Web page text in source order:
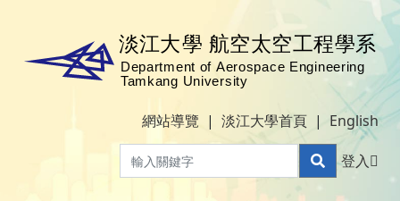
網站導覽 | 淡江大學首頁 | English
登入